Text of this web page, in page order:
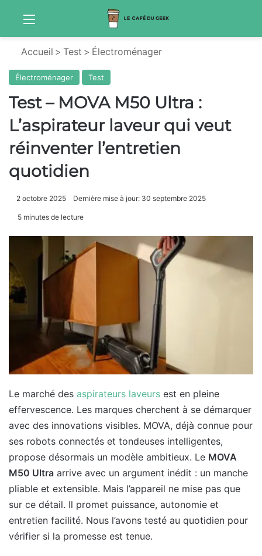
Menu
Accueil > Test > Électroménager
Électroménager Test
Test – MOVA M50 Ultra :
L’aspirateur laveur qui veut
réinventer l’entretien
quotidien
2 octobre 2025 Dernière mise à jour: 30 septembre 2025
5 minutes de lecture
Le marché des aspirateurs laveurs est en pleine
effervescence. Les marques cherchent à se démarquer
avec des innovations visibles. MOVA, déjà connue pour
ses robots connectés et tondeuses intelligentes,
propose désormais un modèle ambitieux. Le MOVA
M50 Ultra arrive avec un argument inédit : un manche
pliable et extensible. Mais l’appareil ne mise pas que
sur ce détail. Il promet puissance, autonomie et
entretien facilité. Nous l’avons testé au quotidien pour
vérifier si la promesse est tenue.